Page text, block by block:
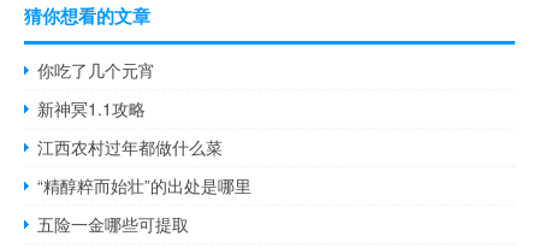
猜你想看的文章
你吃了几个元宵
新神冥1.1攻略
江西农村过年都做什么菜
“精醇粹而始壮”的出处是哪里
五险一金哪些可提取